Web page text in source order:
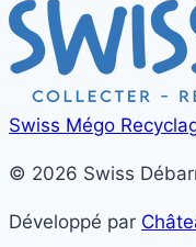
Swiss Mégo
© 2026 Swiss
Développé par